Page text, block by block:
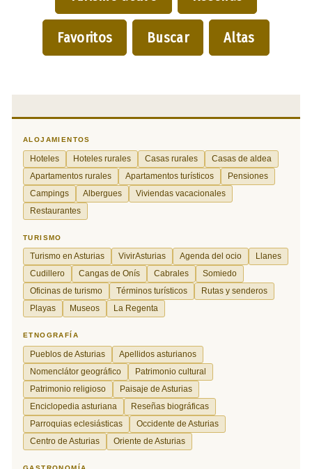
Favoritos Buscar Altas